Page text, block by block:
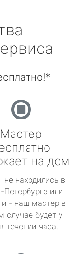
Мастер
на дом
не находились в
Петербурге или
- наш мастер в
случае будет у
течении часа.